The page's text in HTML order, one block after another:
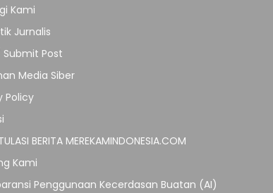
Kami
Jurnalis
Submit Post
Media Siber
Policy
BERITA MEREKAMINDONESIA.COM
Kami
Penggunaan Kecerdasan Buatan (AI)